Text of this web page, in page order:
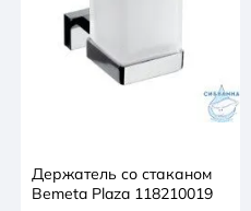
Держатель со стаканом
Bemeta Plaza 118210019